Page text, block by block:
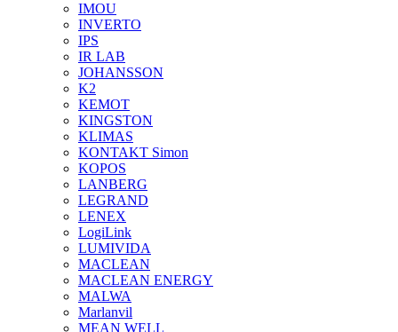
IMOU
INVERTO
IPS
IR LAB
JOHANSSON
K2
KEMOT
KINGSTON
KLIMAS
KONTAKT Simon
KOPOS
LANBERG
LEGRAND
LENEX
LogiLink
LUMIVIDA
MACLEAN
MACLEAN ENERGY
MALWA
Marlanvil
MEAN WELL